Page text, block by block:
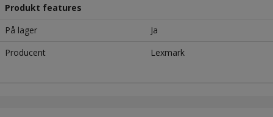
Produkt features
På lager
Ja
Producent
Lexmark